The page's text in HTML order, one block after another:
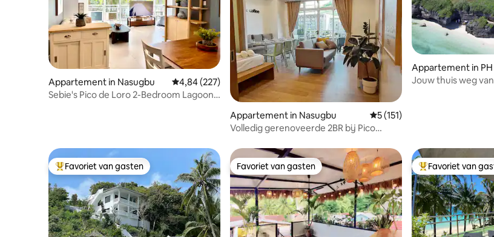
Appartement in Nasugbu Gemiddelde beoordeling van 4,84 op 5, 227 recensies
4,84 (227)
Sebie's Pico de Loro 2-Bedroom Lagoon
Appartement in Nasugbu Gemiddelde beoordeling van
5 (151)
Volledig gerenoveerde 2BR bij Pico
Appartement in PH
Jouw thuis weg van huis
Topfavoriet van gasten
Favoriet van gasten Favoriet van gasten
Favoriet van gasten Topfavoriet van
Favoriet van